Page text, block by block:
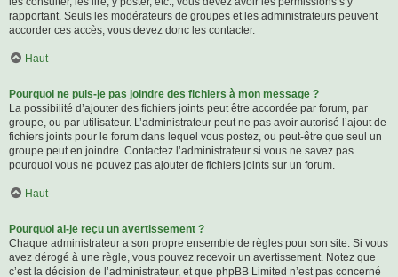
rapportant. Seuls les modérateurs de groupes et les administrateurs peuvent
accorder ces accès, vous devez donc les contacter.
Haut
Pourquoi ne puis-je pas joindre des fichiers à mon message ?
La possibilité d’ajouter des fichiers joints peut être accordée par forum, par
groupe, ou par utilisateur. L’administrateur peut ne pas avoir autorisé l’ajout de
fichiers joints pour le forum dans lequel vous postez, ou peut-être que seul un
groupe peut en joindre. Contactez l’administrateur si vous ne savez pas
pourquoi vous ne pouvez pas ajouter de fichiers joints sur un forum.
Haut
Pourquoi ai-je reçu un avertissement ?
Chaque administrateur a son propre ensemble de règles pour son site. Si vous
avez dérogé à une règle, vous pouvez recevoir un avertissement. Notez que
c’est la décision de l’administrateur, et que phpBB Limited n’est pas concerné